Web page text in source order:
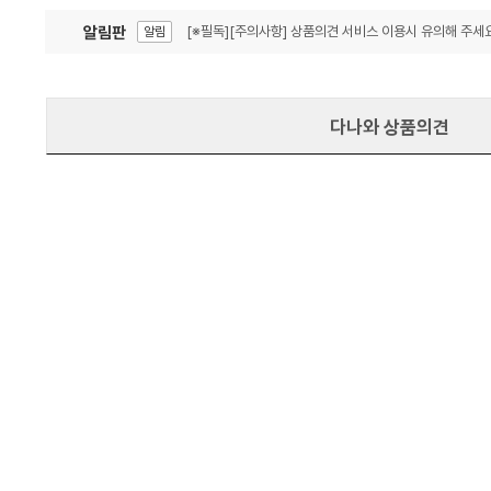
알림판 알림 [※필독][주의사항] 상품의견 서비스 이용시 유의해 주세
다나와 상품의견